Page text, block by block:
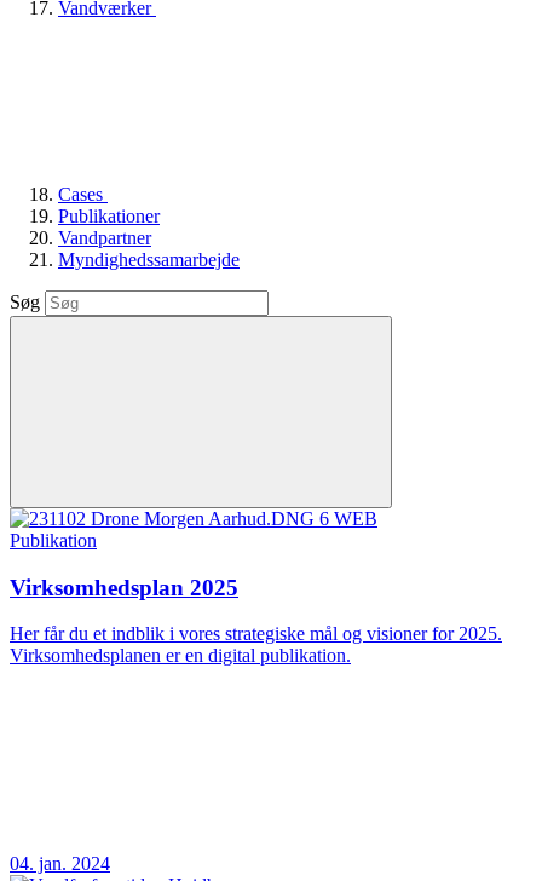
Vandværker
Cases
Publikationer
Vandpartner
Myndighedssamarbejde
Søg
Publikation
Virksomhedsplan 2025
Her får du et indblik i vores strategiske mål og visioner for 2025.
Virksomhedsplanen er en digital publikation.
04. jan. 2024